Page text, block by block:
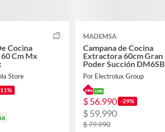
Cocina
Cm Mx
Store
MADEMSA
Campana de Cocina
Extractora 60cm Gran
Poder Succión DM6SB
Por Electrolux Group
$ 56.990 -29%
$ 59.990
$ 79.990